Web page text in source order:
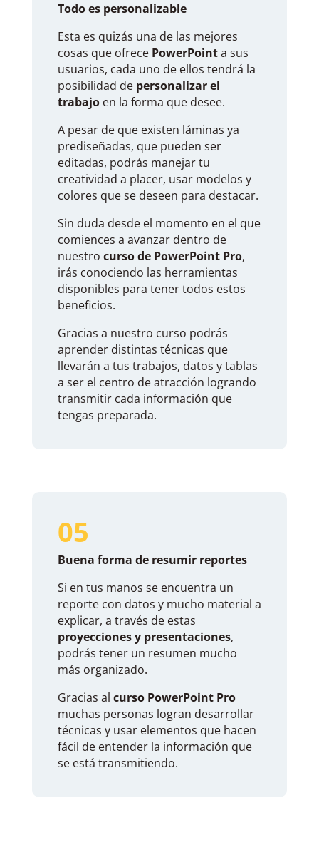
Todo es personalizable
Esta es quizás una de las mejores
cosas que ofrece PowerPointa sus
usuarios, cada uno de ellos tendrá la
posibilidad de personalizar el
trabajoen la forma que desee.
A pesar de que existen láminas ya
prediseñadas, que pueden ser
editadas, podrás manejar tu
creatividad a placer, usar modelos y
colores que se deseen para destacar.
Sin duda desde el momento en el que
comiences a avanzar dentro de
nuestro curso de PowerPoint Pro,
irás conociendo las herramientas
disponibles para tener todos estos
beneficios.
Gracias a nuestro curso podrás
aprender distintas técnicas que
llevarán a tus trabajos, datos y tablas
a ser el centro de atracción logrando
transmitir cada información que
tengas preparada.
05
Buena forma de resumir reportes
Si en tus manos se encuentra un
reporte con datos y mucho material a
explicar, a través de estas
proyecciones y presentaciones,
podrás tener un resumen mucho
más organizado.
Gracias al curso PowerPoint Pro
muchas personas logran desarrollar
técnicas y usar elementos que hacen
fácil de entender la información que
se está transmitiendo.